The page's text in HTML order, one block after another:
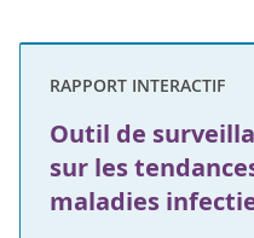
RAPPORT INTERACTIF
Outil de
sur les
maladies